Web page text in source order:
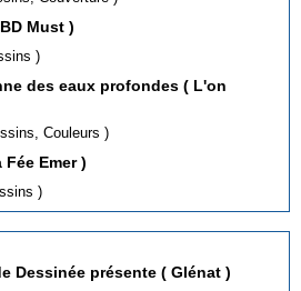
Must )
( Dessins )
des eaux profondes ( L'on
2019 ( Dessins, Couleurs )
Emer )
( Dessins )
Les Cahiers de la Bande Dessinée présente ( Glénat )